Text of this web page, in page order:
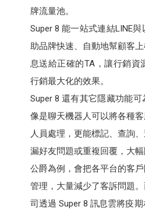
牌流量池。
Super 8 能一站式連結LINE
助品牌快速、自動地幫顧客
息送給正確的TA，讓行銷資
行銷最大化的效果。
Super 8 還有其它隱藏功能可
像是聊天機器人可以將各種
人員處理，更能標記、查詢
漏好友問題或重複回覆，大
公爵為例，會把各平台的客
管理，大量減少了客訴問題
司透過 Super 8 訊息雲將疫